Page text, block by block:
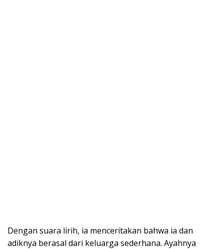
Dengan suara lirih, ia menceritakan bahwa ia dan
adiknya berasal dari keluarga sederhana. Ayahnya